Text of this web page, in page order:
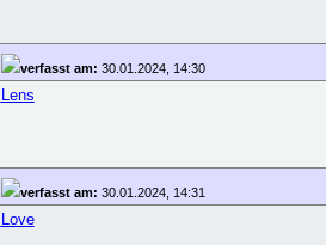
verfasst am: 30.01.2024, 14:30
Lens
verfasst am: 30.01.2024, 14:31
Love